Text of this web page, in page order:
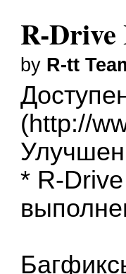
R-Drive
by R-tt
(http://
* R-